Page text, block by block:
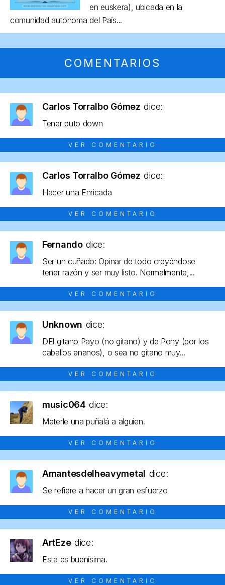
en euskera), ubicada en la
comunidad autónoma del País...
COMENTARIOS
Carlos Torralbo Gómez dice:
Tener puto down
VER COMENTARIO
Carlos Torralbo Gómez dice:
Hacer una Enricada
VER COMENTARIO
Fernando dice:
Ser un cuñado: Opinar de todo creyéndose
tener razón y ser muy listo. Normalmente,...
VER COMENTARIO
Unknown dice:
DEl gitano Payo (no gitano) y de Pony (por los
caballos enanos), o sea no gitano muy...
VER COMENTARIO
music064 dice:
Meterle una puñalá a alguien.
VER COMENTARIO
Amantesdelheavymetal dice:
Se refiere a hacer un gran esfuerzo
VER COMENTARIO
ArtEze dice:
Esta es buenísima.
VER COMENTARIO